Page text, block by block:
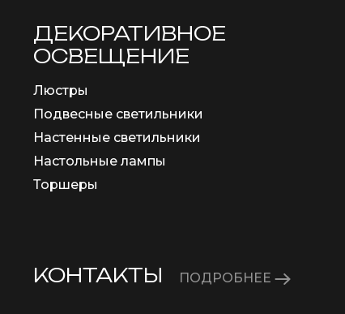
ДЕКОРАТИВНОЕ
ОСВЕЩЕНИЕ
Люстры
Подвесные светильники
Настенные светильники
Настольные лампы
Торшеры
КОНТАКТЫ ПОДРОБНЕЕ